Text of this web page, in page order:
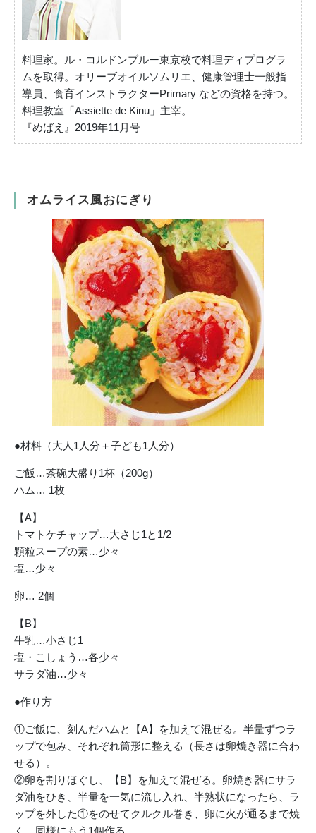
料理家。ル・コルドンブルー東京校で料理ディプログラ
ムを取得。オリーブオイルソムリエ、健康管理士一般指
導員、食育インストラクターPrimary などの資格を持つ。
料理教室「Assiette de Kinu」主宰。
『めばえ』2019年11月号
オムライス風おにぎり
●材料（大人1人分＋子ども1人分）
ご飯…茶碗大盛り1杯（200g）
ハム… 1枚
【A】
トマトケチャップ…大さじ1と1/2
顆粒スープの素…少々
塩…少々
卵… 2個
【B】
牛乳…小さじ1
塩・こしょう…各少々
サラダ油…少々
●作り方
①ご飯に、刻んだハムと【A】を加えて混ぜる。半量ずつラ
ップで包み、それぞれ筒形に整える（長さは卵焼き器に合わ
せる）。
②卵を割りほぐし、【B】を加えて混ぜる。卵焼き器にサラ
ダ油をひき、半量を一気に流し入れ、半熟状になったら、ラ
ップを外した①をのせてクルクル巻き、卵に火が通るまで焼
く。同様にもう1個作る。